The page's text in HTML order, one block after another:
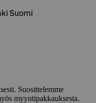
Suomi
Suosittelemme
myyntipakkauksesta.